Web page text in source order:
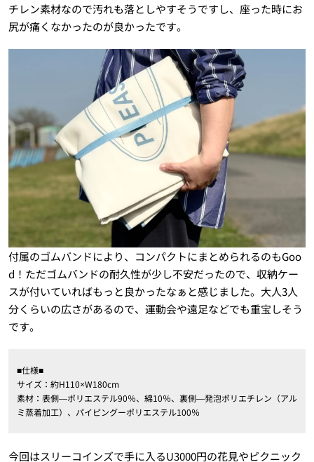
チレン素材なので汚れも落としやすそうですし、座った時にお
尻が痛くなかったのが良かったです。
付属のゴムバンドにより、コンパクトにまとめられるのもGoo
d！ただゴムバンドの耐久性が少し不安だったので、収納ケー
スが付いていればもっと良かったなぁと感じました。大人3人
分くらいの広さがあるので、運動会や遠足などでも重宝しそう
です。
■仕様■
サイズ：約H110×W180cm
素材：表側―ポリエステル90％、綿10％、裏側―発泡ポリエチレン（アル
ミ蒸着加工）、パイピングーポリエステル100％
今回はスリーコインズで手に入るU3000円の花見やピクニック